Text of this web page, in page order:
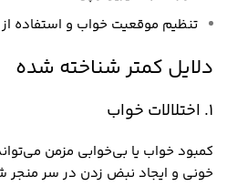
تنظیم موقعیت خواب و استفاده
دلایل کمتر شناخته شده
1. اختلالات خواب
کمبود خواب یا بی‌خوابی مزمن
خونی و ایجاد نبض زدن در سر منجر